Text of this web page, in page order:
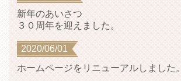
新年のあいさつ
３０周年を迎えました。
2020/06/01
ホームページをリニューアルしました。